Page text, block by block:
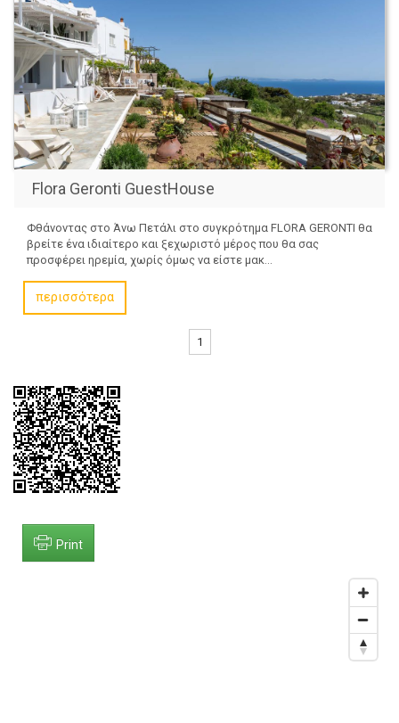
Flora Geronti GuestHouse
Φθάνοντας στο Άνω Πετάλι στο συγκρότημα FLORA GERONTI θα
βρείτε ένα ιδιαίτερο και ξεχωριστό μέρος που θα σας
προσφέρει ηρεμία, χωρίς όμως να είστε μακ...
περισσότερα
1
Print